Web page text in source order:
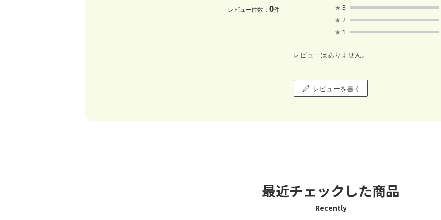
レビュー件数： 0件 ★ 3
★ 2
★ 1
レビューはありません。
レビューを書く
最近チェックした商品
Recently